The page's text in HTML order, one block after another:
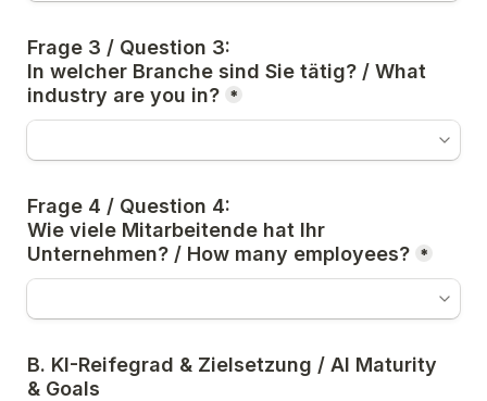
Frage 3 / Question 3:
In welcher Branche sind Sie tätig? / What
industry are you in? *
Frage 4 / Question 4:
Wie viele Mitarbeitende hat Ihr
Unternehmen? / How many employees? *
B. KI-Reifegrad & Zielsetzung / AI Maturity
& Goals